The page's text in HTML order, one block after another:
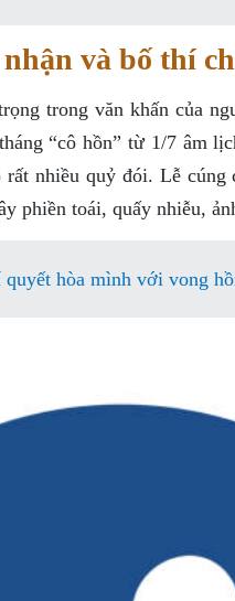
và bố thí
trong văn khấn của
“cô hồn” từ 1/7 âm
nhiều quỷ đói. Lễ
phiền toái, quấy nhiễu,
hòa mình với vong